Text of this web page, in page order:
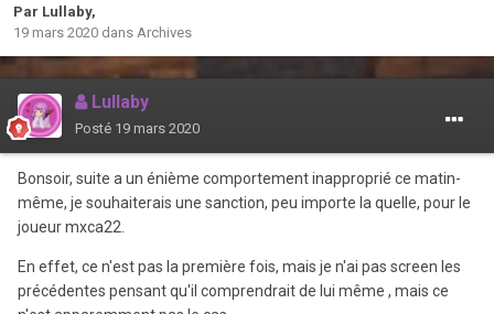
Par Lullaby,
19 mars 2020 dans Archives
Lullaby
Posté 19 mars 2020
Bonsoir, suite a un énième comportement inapproprié ce matin-
même, je souhaiterais une sanction, peu importe la quelle, pour le
joueur mxca22.
En effet, ce n'est pas la première fois, mais je n'ai pas screen les
précédentes pensant qu'il comprendrait de lui même , mais ce